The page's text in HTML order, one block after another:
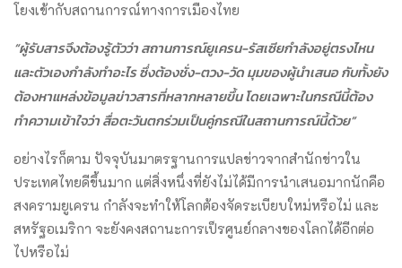
โยงเข้ากับสถานการณ์ทางการเมืองไทย
“ผู้รับสารจึงต้องรู้ตัวว่า สถานการณ์ยูเครน-รัสเซียกำลังอยู่ตรงไหน
และตัวเองกำลังทำอะไร ซึ่งต้องชั่ง-ตวง-วัด มุมของผู้นำเสนอ กับทั้งยัง
ต้องหาแหล่งข้อมูลข่าวสารที่หลากหลายขึ้น โดยเฉพาะในกรณีนี้ต้อง
ทำความเข้าใจว่า สื่อตะวันตกร่วมเป็นคู่กรณีในสถานการณ์นี้ด้วย”
อย่างไรก็ตาม ปัจจุบันมาตรฐานการแปลข่าวจากสำนักข่าวใน
ประเทศไทยดีขึ้นมาก แต่สิ่งหนึ่งที่ยังไม่ได้มีการนำเสนอมากนักคือ
สงครามยูเครน กำลังจะทำให้โลกต้องจัดระเบียบใหม่หรือไม่ และ
สหรัฐอเมริกา จะยังคงสถานะการเป็รศูนย์กลางของโลกได้อีกต่อ
ไปหรือไม่